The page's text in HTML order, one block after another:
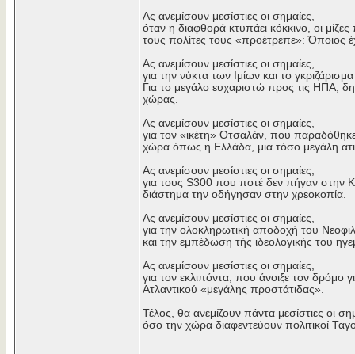
Ας ανεμίσουν μεσίστιες οι σημαίες,
όταν η διαφθορά κτυπάει κόκκινο, οι
τους πολίτες τους «προέτρεπε»: Όποιος
Ας ανεμίσουν μεσίστιες οι σημαίες,
για την νύκτα των Ιμίων και το
Για το μεγάλο ευχαριστώ προς τις ΗΠΑ,
χώρας.
Ας ανεμίσουν μεσίστιες οι σημαίες,
για τον «ικέτη» Οτσαλάν, που
χώρα όπως η Ελλάδα, μια τόσο μεγάλη
Ας ανεμίσουν μεσίστιες οι σημαίες,
για τους S300 που ποτέ δεν πήγαν στην
διάστημα την οδήγησαν στην χρεοκοπία.
Ας ανεμίσουν μεσίστιες οι σημαίες,
για την ολοκληρωτική αποδοχή του
και την εμπέδωση τής ιδεολογικής του
Ας ανεμίσουν μεσίστιες οι σημαίες,
για τον εκλιπόντα, που άνοιξε τον
Ατλαντικού «μεγάλης προστάτιδας».
Τέλος, θα ανεμίζουν πάντα μεσίστιες οι
όσο την χώρα διαφεντεύουν πολιτικοί